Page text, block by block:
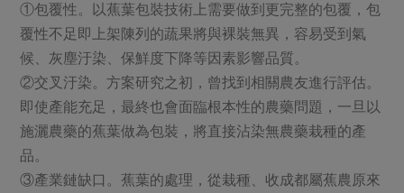
①包覆性。以蕉葉包裝技術上需要做到更完整的包覆，包
覆性不足即上架陳列的蔬果將與裸裝無異，容易受到氣
候、灰塵汙染、保鮮度下降等因素影響品質。
②交叉汙染。方案研究之初，曾找到相關農友進行評估。
即使產能充足，最終也會面臨根本性的農藥問題，一旦以
施灑農藥的蕉葉做為包裝，將直接沾染無農藥栽種的產
品。
③產業鏈缺口。蕉葉的處理，從栽種、收成都屬蕉農原來